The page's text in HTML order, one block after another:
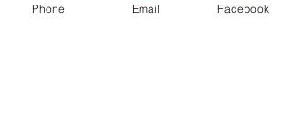
Phone Email Facebook